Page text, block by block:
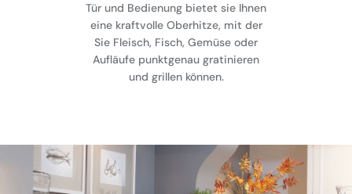
Tür und Bedienung bietet sie Ihnen
eine kraftvolle Oberhitze, mit der
Sie Fleisch, Fisch, Gemüse oder
Aufläufe punktgenau gratinieren
und grillen können.